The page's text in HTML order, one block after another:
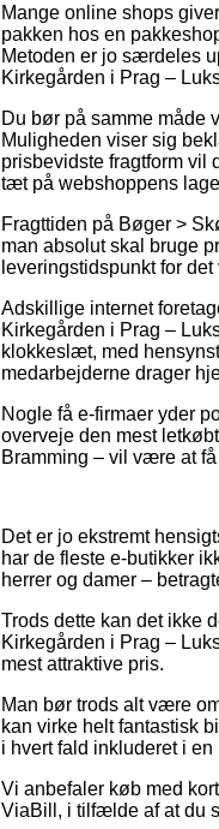
Mange online shops
pakken hos en
Metoden er jo særdeles
Kirkegården i Prag –
Du bør på samme måde
Muligheden viser sig
prisbevidste fragtform vil
tæt på webshoppens
Fragttiden på Bøger >
man absolut skal bruge
leveringstidspunkt for
Adskillige internet
Kirkegården i Prag –
klokkeslæt, med
medarbejderne drager
Nogle få e-firmaer yder
overveje den mest
Bramming – vil være at
Det er jo ekstremt
har de fleste e-butikker
herrer og damer –
Trods dette kan det ikke
Kirkegården i Prag –
mest attraktive pris.
Man bør trods alt være
kan virke helt fantastisk
i hvert fald inkluderet i
Vi anbefaler køb med
ViaBill, i tilfælde af at du